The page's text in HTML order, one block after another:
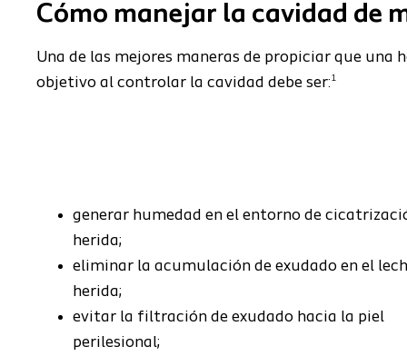
Cómo manejar la cavidad de
Una de las mejores maneras de propiciar que
objetivo al controlar la cavidad debe ser:1
generar humedad en el entorno de
herida;
eliminar la acumulación de exudado en el
herida;
evitar la filtración de exudado hacia la piel
perilesional;